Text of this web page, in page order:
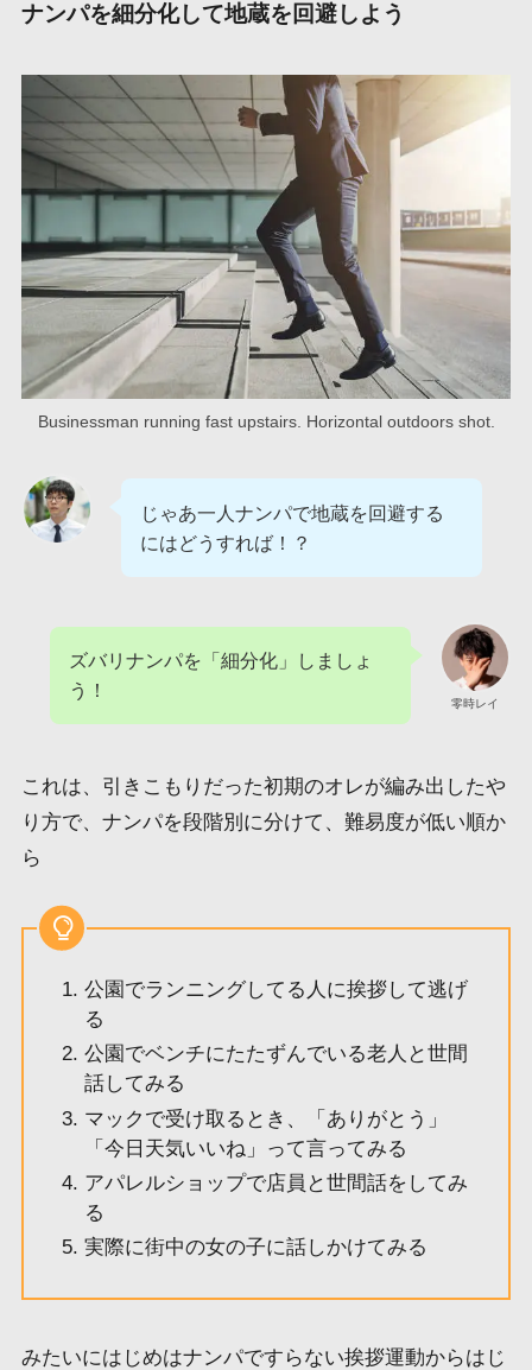
ナンパを細分化して地蔵を回避しよう
Businessman running fast upstairs. Horizontal outdoors shot.
じゃあ一人ナンパで地蔵を回避する
にはどうすれば！？
零時レイ
ズバリナンパを「細分化」しましょ
う！
これは、引きこもりだった初期のオレが編み出したや
り方で、ナンパを段階別に分けて、難易度が低い順か
ら
公園でランニングしてる人に挨拶して逃げ
る
公園でベンチにたたずんでいる老人と世間
話してみる
マックで受け取るとき、「ありがとう」
「今日天気いいね」って言ってみる
アパレルショップで店員と世間話をしてみ
る
実際に街中の女の子に話しかけてみる
みたいにはじめはナンパですらない挨拶運動からはじ